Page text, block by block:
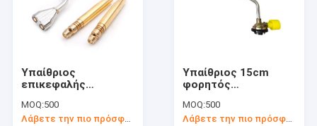
Υπαίθριος
επικεφαλής
φανός βουτανίου
πυροβόλων όπλων
MOQ:500
Λάβετε την πιο πρόσφατη τιμή
Υπαίθριος 15cm
φορητός
φανός βουτανίου
φανών συγκόλλησης
MOQ:500